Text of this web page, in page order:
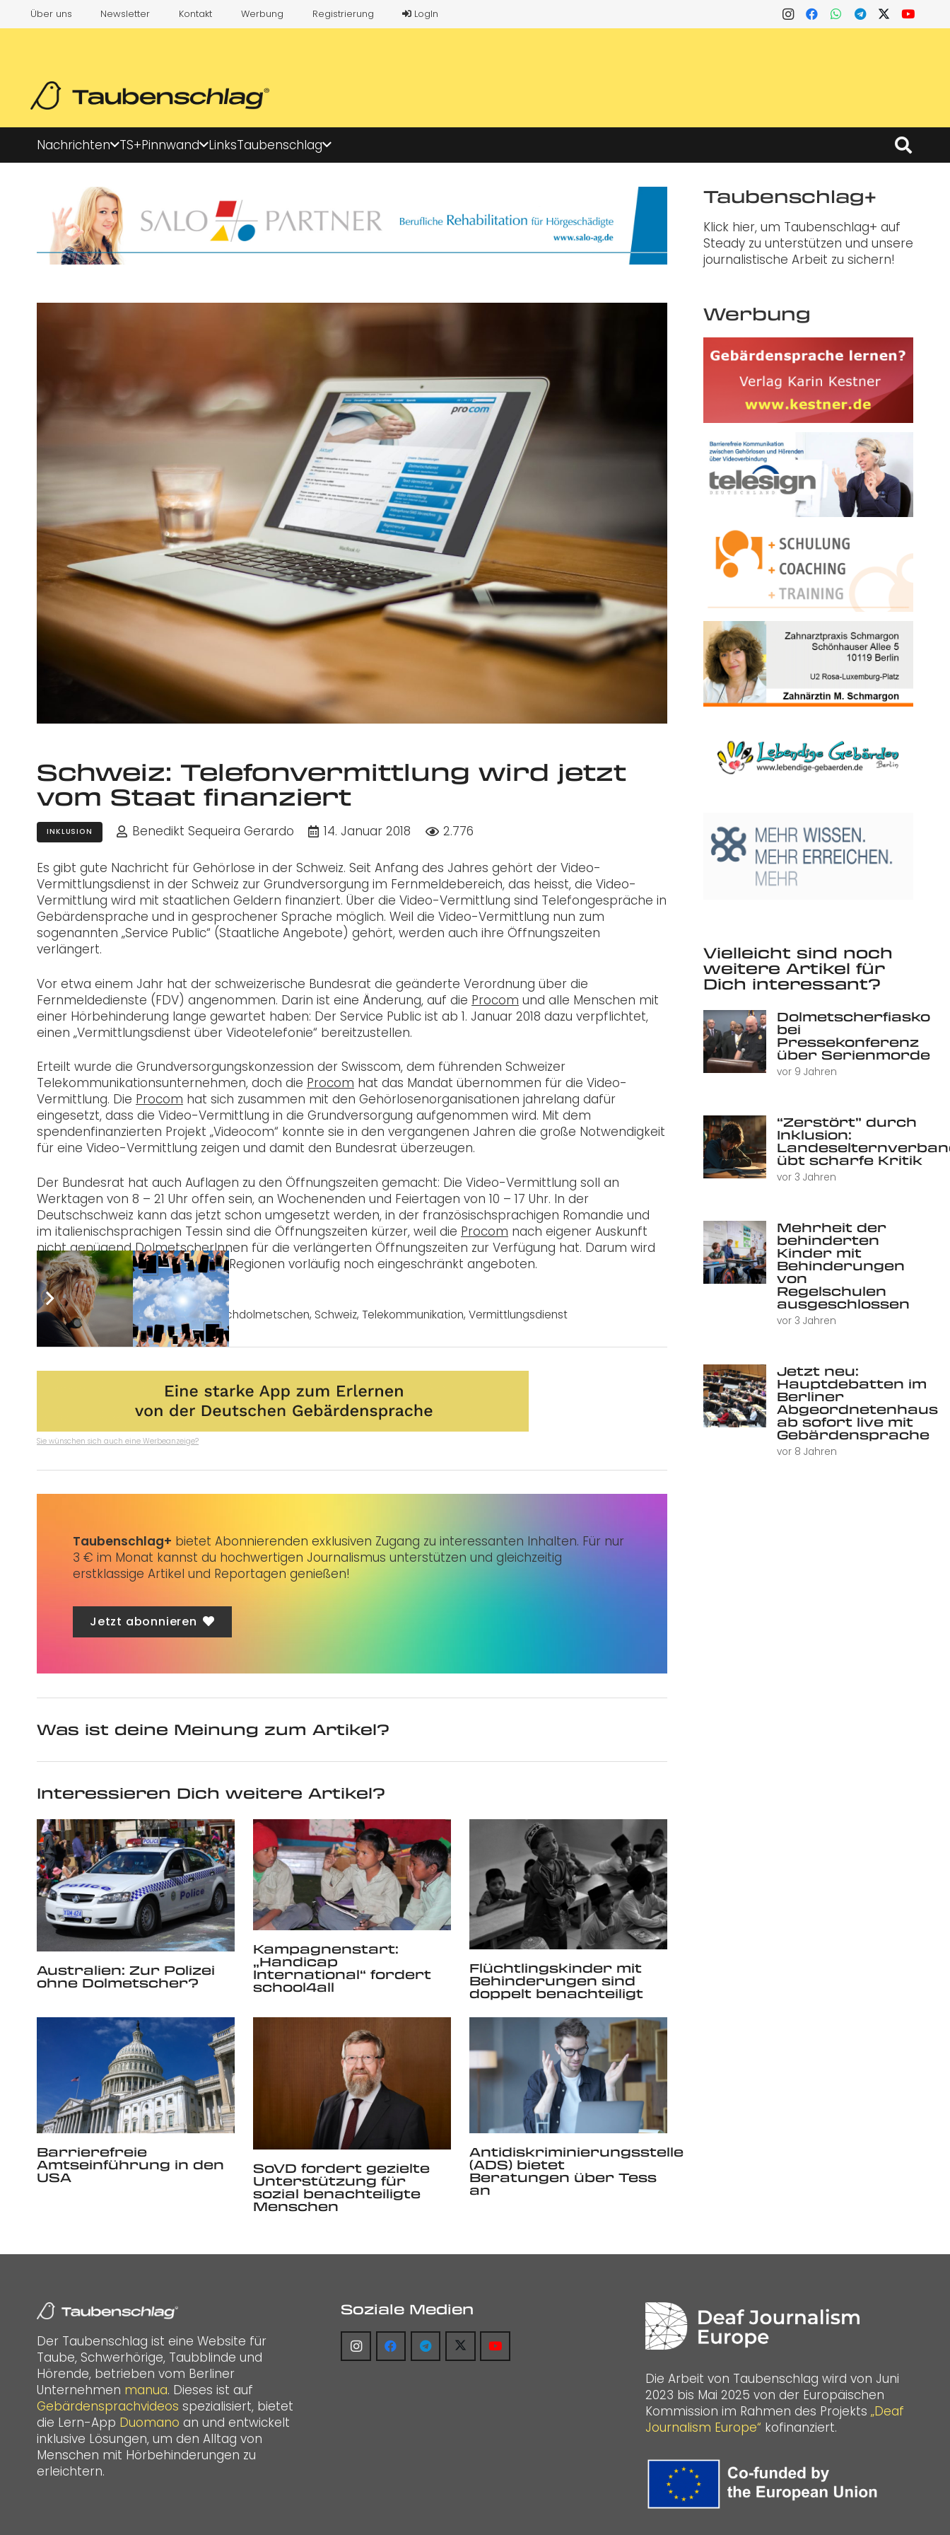
Über uns Newsletter Kontakt Werbung Registrierung LogIn
Nachrichten TS+Pinnwand LinksTaubenschlag
Schweiz: Telefonvermittlung wird jetzt
vom Staat finanziert
INKLUSION Benedikt Sequeira Gerardo 14. Januar 2018 2.776
Es gibt gute Nachricht für Gehörlose in der Schweiz. Seit Anfang des Jahres gehört der Video-
Vermittlungsdienst in der Schweiz zur Grundversorgung im Fernmeldebereich, das heisst, die Video-
Vermittlung wird mit staatlichen Geldern finanziert. Über die Video-Vermittlung sind Telefongespräche in
Gebärdensprache und in gesprochener Sprache möglich. Weil die Video-Vermittlung nun zum
sogenannten „Service Public“ (Staatliche Angebote) gehört, werden auch ihre Öffnungszeiten
verlängert.
Vor etwa einem Jahr hat der schweizerische Bundesrat die geänderte Verordnung über die
Fernmeldedienste (FDV) angenommen. Darin ist eine Änderung, auf die Procom und alle Menschen mit
einer Hörbehinderung lange gewartet haben: Der Service Public ist ab 1. Januar 2018 dazu verpflichtet,
einen „Vermittlungsdienst über Videotelefonie“ bereitzustellen.
Erteilt wurde die Grundversorgungskonzession der Swisscom, dem führenden Schweizer
Telekommunikationsunternehmen, doch die Procom hat das Mandat übernommen für die Video-
Vermittlung. Die Procom hat sich zusammen mit den Gehörlosenorganisationen jahrelang dafür
eingesetzt, dass die Video-Vermittlung in die Grundversorgung aufgenommen wird. Mit dem
spendenfinanzierten Projekt „Videocom“ konnte sie in den vergangenen Jahren die große Notwendigkeit
für eine Video-Vermittlung zeigen und damit den Bundesrat überzeugen.
Der Bundesrat hat auch Auflagen zu den Öffnungszeiten gemacht: Die Video-Vermittlung soll an
Werktagen von 8 – 21 Uhr offen sein, an Wochenenden und Feiertagen von 10 – 17 Uhr. In der
Deutschschweiz kann das jetzt schon umgesetzt werden, in der französischsprachigen Romandie und
im italienischsprachigen Tessin sind die Öffnungszeiten kürzer, weil die Procom nach eigener Auskunft
nicht genügend DolmetscherInnen für die verlängerten Öffnungszeiten zur Verfügung hat. Darum wird
die Video-Vermittlung in diesen Regionen vorläufig noch eingeschränkt angeboten.
Post Views: 2.776
Tags:Barrierefreiheit,Gebärdensprachdolmetschen, Schweiz, Telekommunikation, Vermittlungsdienst
Sie wünschen sich auch eine Werbeanzeige?
Taubenschlag+ bietet Abonnierenden exklusiven Zugang zu interessanten Inhalten. Für nur
3 € im Monat kannst du hochwertigen Journalismus unterstützen und gleichzeitig
erstklassige Artikel und Reportagen genießen!
Jetzt abonnieren
Was ist deine Meinung zum Artikel?
Interessieren Dich weitere Artikel?
Australien: Zur Polizei
ohne Dolmetscher?
Kampagnenstart:
„Handicap
International“ fordert
school4all
Flüchtlingskinder mit
Behinderungen sind
doppelt benachteiligt
Barrierefreie
Amtseinführung in den
USA
SoVD fordert gezielte
Unterstützung für
sozial benachteiligte
Menschen
Antidiskriminierungsstelle
(ADS) bietet
Beratungen über Tess
an
Taubenschlag+
Klick hier, um Taubenschlag+ auf
Steady zu unterstützen und unsere
journalistische Arbeit zu sichern!
Werbung
Vielleicht sind noch
weitere Artikel für
Dich interessant?
Dolmetscherfiasko
bei
Pressekonferenz
über Serienmorde
vor 9 Jahren
“Zerstört” durch
Inklusion:
übt scharfe Kritik
vor 3 Jahren
Mehrheit der
behinderten
Kinder mit
Behinderungen
von
Regelschulen
ausgeschlossen
vor 3 Jahren
Jetzt neu:
Hauptdebatten im
Berliner
Abgeordnetenhaus
ab sofort live mit
Gebärdensprache
vor 8 Jahren
Der Taubenschlag ist eine Website für
Taube, Schwerhörige, Taubblinde und
Hörende, betrieben vom Berliner
Unternehmen manua. Dieses ist auf
Gebärdensprachvideos spezialisiert, bietet
die Lern-App Duomano an und entwickelt
inklusive Lösungen, um den Alltag von
Menschen mit Hörbehinderungen zu
erleichtern.
Soziale Medien
Die Arbeit von Taubenschlag wird von Juni
2023 bis Mai 2025 von der Europäischen
Kommission im Rahmen des Projekts „Deaf
Journalism Europe“ kofinanziert.